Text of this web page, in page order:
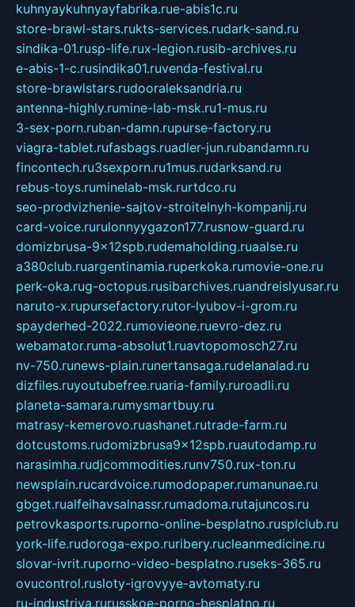
kuhnyaykuhnyayfabrika.rue-abis1c.ru
store-brawl-stars.rukts-services.rudark-sand.ru
sindika-01.rusp-life.rux-legion.rusib-archives.ru
e-abis-1-c.rusindika01.ruvenda-festival.ru
store-brawlstars.rudooraleksandria.ru
antenna-highly.rumine-lab-msk.ru1-mus.ru
3-sex-porn.ruban-damn.rupurse-factory.ru
viagra-tablet.rufasbags.ruadler-jun.rubandamn.ru
fincontech.ru3sexporn.ru1mus.rudarksand.ru
rebus-toys.ruminelab-msk.rurtdco.ru
seo-prodvizhenie-sajtov-stroitelnyh-kompanij.ru
card-voice.rurulonnyygazon177.rusnow-guard.ru
domizbrusa-9x12spb.rudemaholding.ruaalse.ru
a380club.ruargentinamia.ruperkoka.rumovie-one.ru
perk-oka.rug-octopus.rusibarchives.ruandreislyusar.ru
naruto-x.rupursefactory.rutor-lyubov-i-grom.ru
spayderhed-2022.rumovieone.ruevro-dez.ru
webamator.ruma-absolut1.ruavtopomosch27.ru
nv-750.runews-plain.runertansaga.rudelanalad.ru
dizfiles.ruyoutubefree.ruaria-family.ruroadli.ru
planeta-samara.rumysmartbuy.ru
matrasy-kemerovo.ruashanet.rutrade-farm.ru
dotcustoms.rudomizbrusa9x12spb.ruautodamp.ru
narasimha.rudjcommodities.runv750.rux-ton.ru
newsplain.rucardvoice.rumodopaper.rumanunae.ru
gbget.rualfeihavsalnassr.rumadoma.rutajuncos.ru
petrovkasports.ruporno-online-besplatno.rusplclub.ru
york-life.rudoroga-expo.ruribery.rucleanmedicine.ru
slovar-ivrit.ruporno-video-besplatno.ruseks-365.ru
ovucontrol.rusloty-igrovyye-avtomaty.ru
ru-industriya.rurusskoe-porno-besplatno.ru